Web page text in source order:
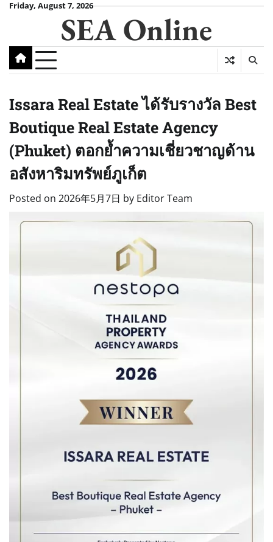
SkipFriday, August 7, 2026
SEA Online
Issara Real Estate ได้รับรางวัล Best
Boutique Real Estate Agency
(Phuket) ตอกย้ำความเชี่ยวชาญด้าน
อสังหาริมทรัพย์ภูเก็ต
Posted on 2026年5月7日 by Editor Team